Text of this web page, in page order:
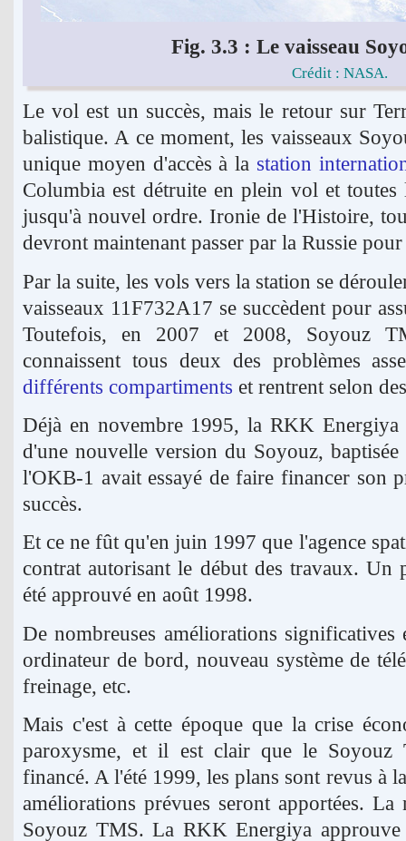
Fig. 3.3 : Le vaisseau
Crédit : NASA.
Le vol est un succès, mais le retour sur
balistique. A ce moment, les vaisseaux
unique moyen d'accès à la station
Columbia est détruite en plein vol et toutes
jusqu'à nouvel ordre. Ironie de l'Histoire,
devront maintenant passer par la Russie
Par la suite, les vols vers la station se
vaisseaux 11F732A17 se succèdent pour
Toutefois, en 2007 et 2008, Soyouz
connaissent tous deux des problèmes
différents compartiments et rentrent selon
Déjà en novembre 1995, la RKK Energiya
d'une nouvelle version du Soyouz, baptisée
l'OKB-1 avait essayé de faire financer son
succès.
Et ce ne fût qu'en juin 1997 que l'agence
contrat autorisant le début des travaux. Un
été approuvé en août 1998.
De nombreuses améliorations
ordinateur de bord, nouveau système de
freinage, etc.
Mais c'est à cette époque que la crise
paroxysme, et il est clair que le Soyouz
financé. A l'été 1999, les plans sont revus à
améliorations prévues seront apportées. La
Soyouz TMS. La RKK Energiya